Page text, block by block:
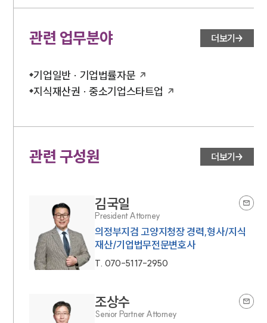
관련 업무분야 더보기
기업일반 · 기업법률자문
지식재산권 · 중소기업스타트업
관련 구성원 더보기
김국일
President Attorney
의정부지검 고양지청장 경력,형사/지식
재산/기업법무전문변호사
T. 070-5117-2950
조상수
Senior Partner Attorney